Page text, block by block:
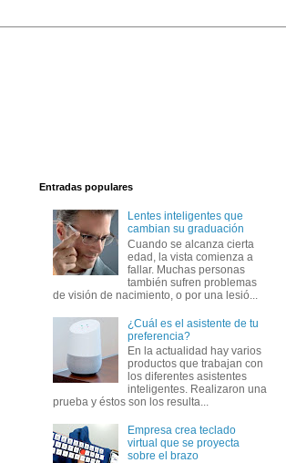
Entradas populares
Lentes inteligentes que
cambian su graduación
Cuando se alcanza cierta
edad, la vista comienza a
fallar. Muchas personas
también sufren problemas
de visión de nacimiento, o por una lesió...
¿Cuál es el asistente de tu
preferencia?
En la actualidad hay varios
productos que trabajan con
los diferentes asistentes
inteligentes. Realizaron una
prueba y éstos son los resulta...
Empresa crea teclado
virtual que se proyecta
sobre el brazo